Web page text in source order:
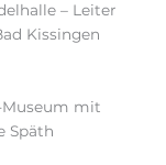
– Leiter
Kissingen
Museum mit
Späth